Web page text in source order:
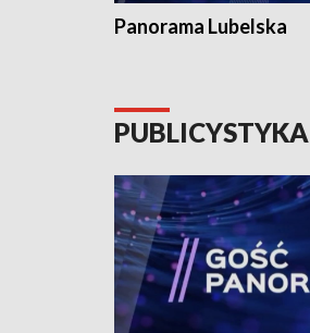
Panorama Lubelska
PUBLICYSTYKA